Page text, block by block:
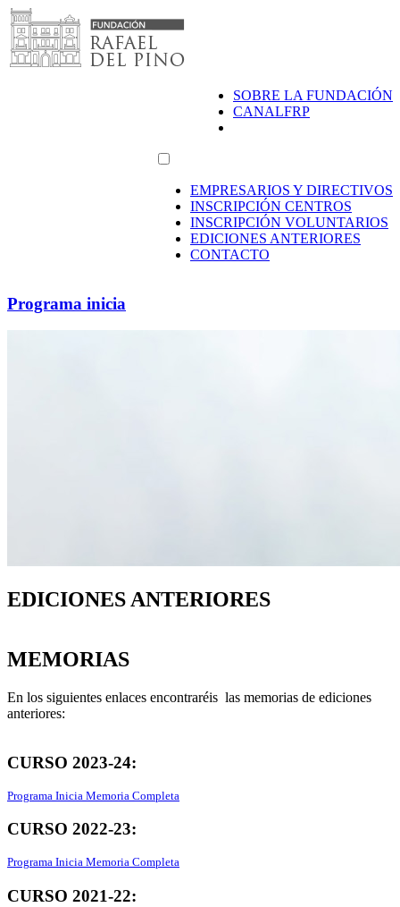
Saltar
al
contenido
SOBRE LA FUNDACIÓN
CANALFRP
EMPRESARIOS Y DIRECTIVOS
INSCRIPCIÓN CENTROS
INSCRIPCIÓN VOLUNTARIOS
EDICIONES ANTERIORES
CONTACTO
Programa inicia
EDICIONES ANTERIORES
MEMORIAS
En los siguientes enlaces encontraréis las memorias de ediciones
anteriores:
CURSO 2023-24:
Programa Inicia Memoria Completa
CURSO 2022-23:
Programa Inicia Memoria Completa
CURSO 2021-22: